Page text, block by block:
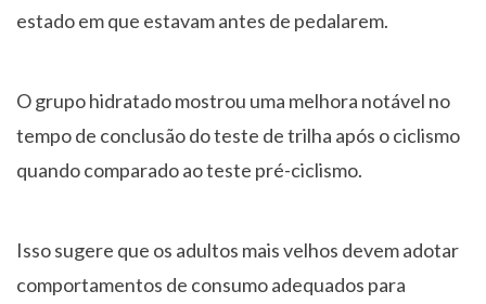
estado em que estavam antes de pedalarem.
O grupo hidratado mostrou uma melhora notável no
tempo de conclusão do teste de trilha após o ciclismo
quando comparado ao teste pré-ciclismo.
Isso sugere que os adultos mais velhos devem adotar
comportamentos de consumo adequados para